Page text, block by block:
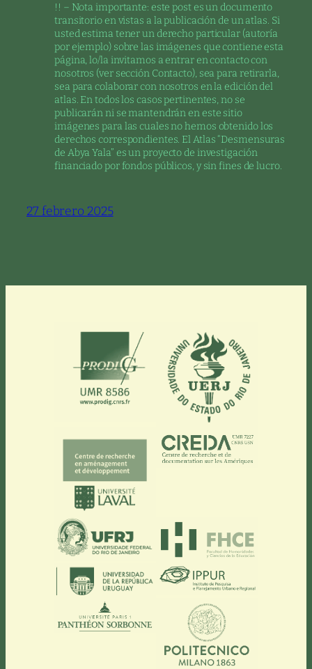
!! – Nota importante: este post es un documento
transitorio en vistas a la publicación de un atlas. Si
usted estima tener un derecho particular (autoría
por ejemplo) sobre las imágenes que contiene esta
página, lo/la invitamos a entrar en contacto con
nosotros (ver sección Contacto), sea para retirarla,
sea para colaborar con nosotros en la edición del
atlas. En todos los casos pertinentes, no se
publicarán ni se mantendrán en este sitio
imágenes para las cuales no hemos obtenido los
derechos correspondientes. El Atlas “Desmensuras
de Abya Yala” es un proyecto de investigación
financiado por fondos públicos, y sin fines de lucro.
27 febrero 2025